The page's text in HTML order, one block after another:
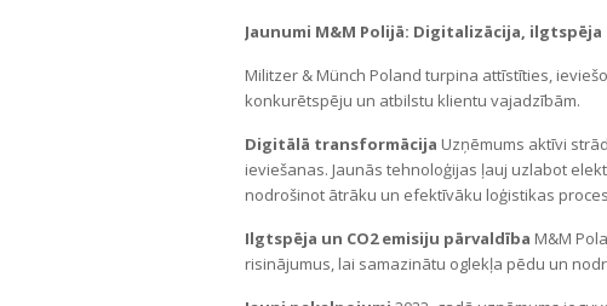
Jaunumi M&M Polijā: Digitalizācija,
Militzer & Münch Poland turpina attīstīties,
konkurētspēju un atbilstu klientu vajadzībām.
Digitālā transformācija Uzņēmums aktīvi
ieviešanas. Jaunās tehnoloģijas ļauj uzlabot
nodrošinot ātrāku un efektīvāku loģistikas
Ilgtspēja un CO2 emisiju pārvaldība M&M
risinājumus, lai samazinātu oglekļa pēdu un